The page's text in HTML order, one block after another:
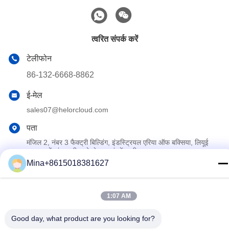
त्वरित संपर्क करें
टेलीफोन
86-132-6668-8862
ई-मेल
sales07@helorcloud.com
पता
मंजिल 2, नंबर 3 फैक्ट्री बिल्डिंग, इंडस्ट्रियल एरिया ऑफ बक्सिया, लियूई
समुदाय, हेंगगंग स्ट्रीट, शेन्ज़ेन, गुआंग्डोंग, चीन
चीन अच्छी गुणवत्ता मिनी पीसी देने वाला।कॉपीराइट © 2024-2026 Shenzhen
Mina+8615018381627
1:07 AM
Good day, what product are you looking for?